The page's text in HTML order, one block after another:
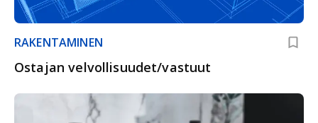
RAKENTAMINEN
Ostajan velvollisuudet/vastuut